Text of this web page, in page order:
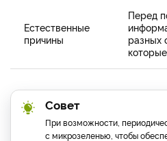
Естественные
причины
Перед
разных
Совет
При возможности,
с микрозеленью, чтобы